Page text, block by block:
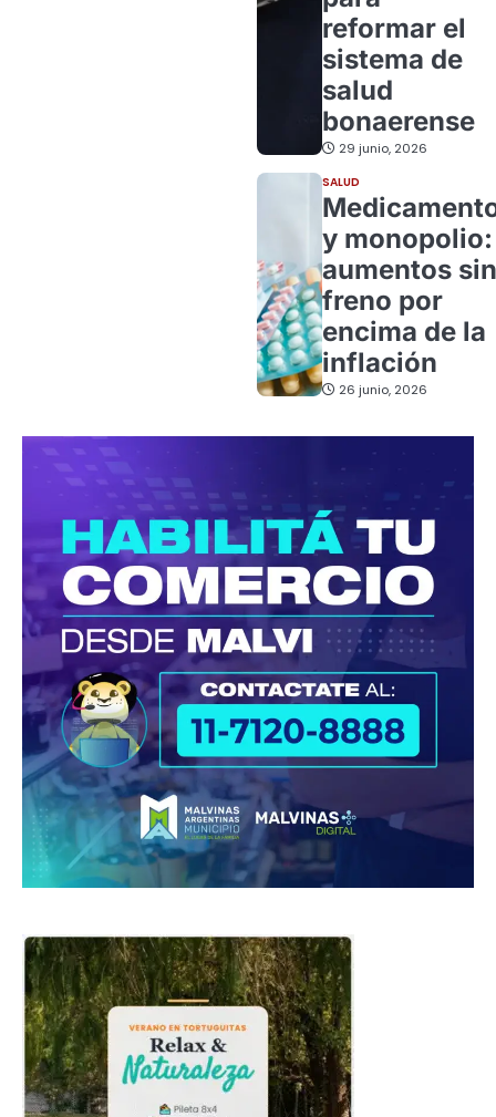
reformar el
sistema de
salud
bonaerense
29 junio, 2026
SALUD
y monopolio:
aumentos sin
freno por
encima de la
inflación
26 junio, 2026